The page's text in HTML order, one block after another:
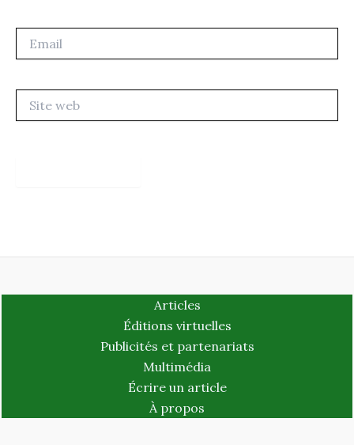
web
Articles
Éditions virtuelles
Publicités et partenariats
Multimédia
Écrire un article
À propos